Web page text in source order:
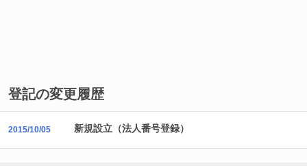
登記の変更履歴
2015/10/05 新規設立（法人番号登録）